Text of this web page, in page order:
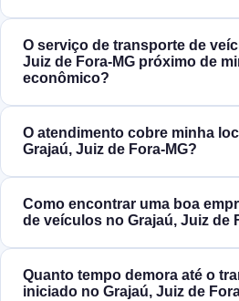
O serviço de transporte de
Juiz de Fora‑MG próximo de
econômico?
O atendimento cobre minha
Grajaú, Juiz de Fora‑MG?
Como encontrar uma boa
de veículos no Grajaú, Juiz de
Quanto tempo demora até o
iniciado no Grajaú, Juiz de